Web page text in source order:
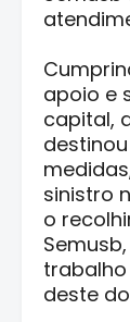
apoio e
capital,
sinistro
o
deste